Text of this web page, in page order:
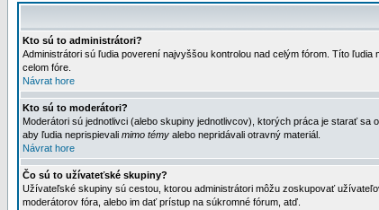
Kto sú to administrátori?
Administrátori sú ľudia poverení najvyššou kontrolou nad celým fórom. Títo
celom fóre.
Návrat hore
Kto sú to moderátori?
Moderátori sú jednotlivci (alebo skupiny jednotlivcov), ktorých práca je starať
aby ľudia neprispievali mimo témy alebo nepridávali otravný materiál.
Návrat hore
Čo sú to užívateťské skupiny?
Užívateľské skupiny sú cestou, ktorou administrátori môžu zoskupovať
moderátorov fóra, alebo im dať prístup na súkromné fórum, atď.